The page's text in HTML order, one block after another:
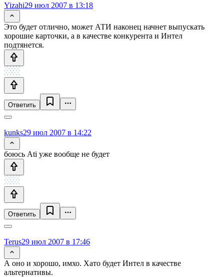
Yizahi29 июл 2007 в 13:18
Это будет отлично, может АТИ наконец начнет выпускать
хорошие карточки, а в качестве конкурента и Интел
подтянется.
Ответить
kunks29 июл 2007 в 14:22
боюсь Ati уже вообще не будет
Ответить
Terus29 июл 2007 в 17:46
А оно и хорошо, имхо. Хато будет Интел в качестве
альтернативы.